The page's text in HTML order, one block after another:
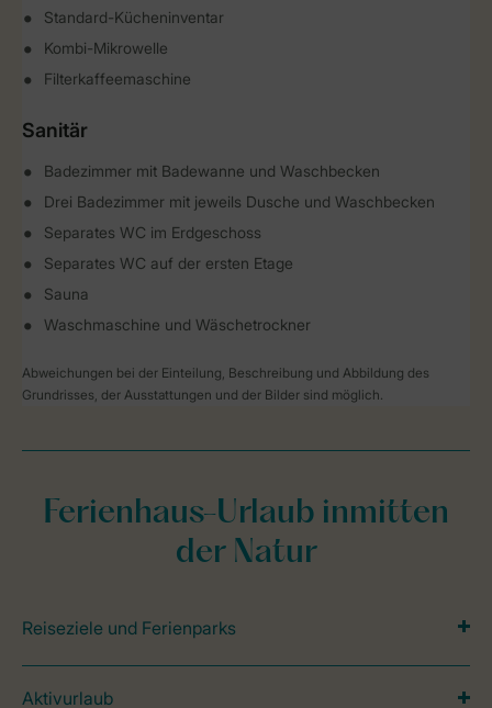
Standard-Kücheninventar
Kombi-Mikrowelle
Filterkaffeemaschine
Sanitär
Badezimmer mit Badewanne und Waschbecken
Drei Badezimmer mit jeweils Dusche und Waschbecken
Separates WC im Erdgeschoss
Separates WC auf der ersten Etage
Sauna
Waschmaschine und Wäschetrockner
Abweichungen bei der Einteilung, Beschreibung und Abbildung des
Grundrisses, der Ausstattungen und der Bilder sind möglich.
Ferienhaus-Urlaub inmitten
der Natur
Reiseziele und Ferienparks
Aktivurlaub